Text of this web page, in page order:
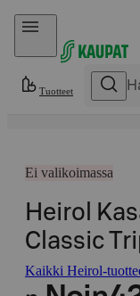
Hyppää sisältöön
Tuotteet
Ei valikoimassa
Heirol
Classic
Kaikki Heirol-